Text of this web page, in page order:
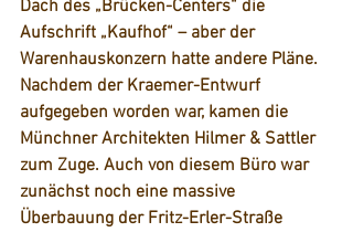
Dach des „Brücken-Centers“ die
Aufschrift „Kaufhof“ – aber der
Warenhauskonzern hatte andere Pläne.
Nachdem der Kraemer-Entwurf
aufgegeben worden war, kamen die
Münchner Architekten Hilmer & Sattler
zum Zuge. Auch von diesem Büro war
zunächst noch eine massive
Überbauung der Fritz-Erler-Straße